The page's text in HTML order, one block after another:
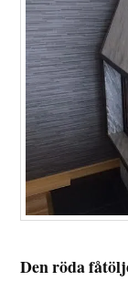
Den röda